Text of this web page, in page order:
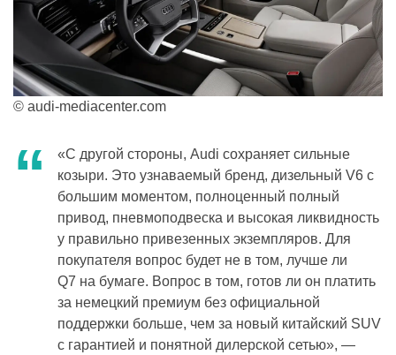
© audi-mediacenter.com
«С другой стороны, Audi сохраняет сильные
козыри. Это узнаваемый бренд, дизельный V6 с
большим моментом, полноценный полный
привод, пневмоподвеска и высокая ликвидность
у правильно привезенных экземпляров. Для
покупателя вопрос будет не в том, лучше ли
Q7 на бумаге. Вопрос в том, готов ли он платить
за немецкий премиум без официальной
поддержки больше, чем за новый китайский SUV
с гарантией и понятной дилерской сетью», —